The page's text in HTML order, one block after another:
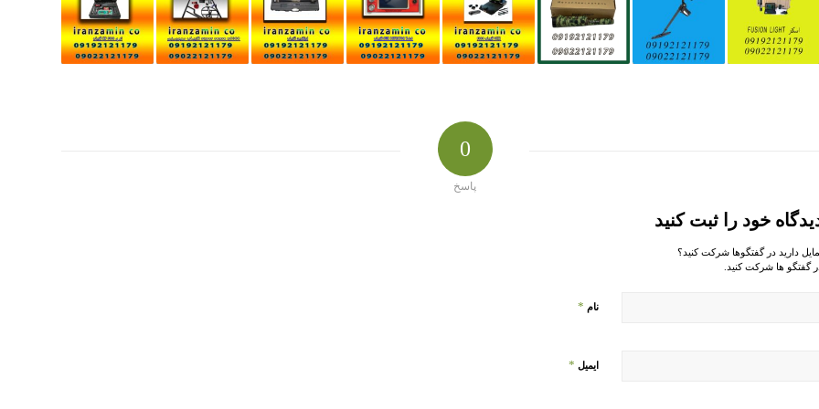
0
پاسخ
خود را ثبت کنید
دارید در گفتگوها شرکت کنید؟
گفتگو ها شرکت کنید.
نام *
ایمیل *